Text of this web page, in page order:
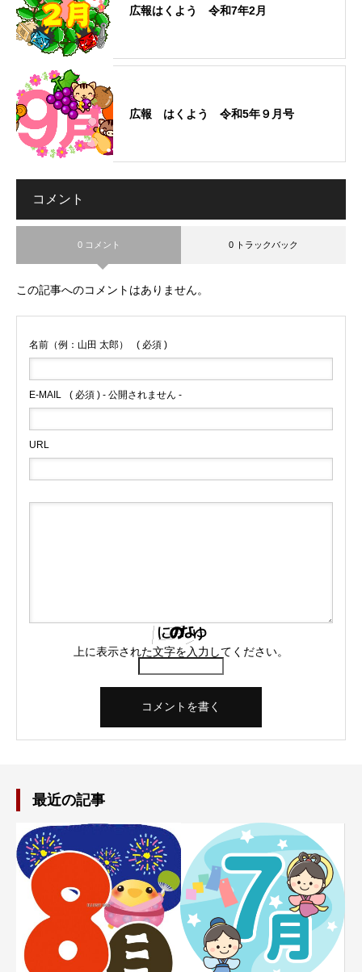
広報はくよう 令和7年2月
広報 はくよう 令和5年９月号
コメント
0 コメント 0 トラックバック
この記事へのコメントはありません。
名前（例：山田 太郎） ( 必須 )
E-MAIL ( 必須 ) - 公開されません -
URL
上に表示された文字を入力してください。
最近の記事